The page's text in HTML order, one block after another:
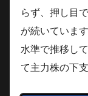
らず、押し目
が続いていま
水準で推移し
て主力株の下